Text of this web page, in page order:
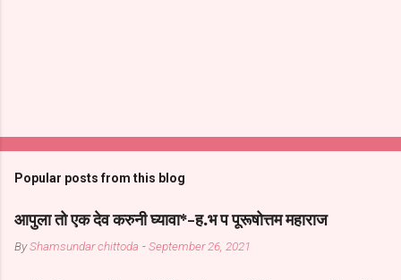
Popular posts from this blog
आपुला तो एक देव करुनी घ्यावा*-ह.भ प पूरूषोत्तम महाराज
ByShamsundar chittoda -September 26, 2021